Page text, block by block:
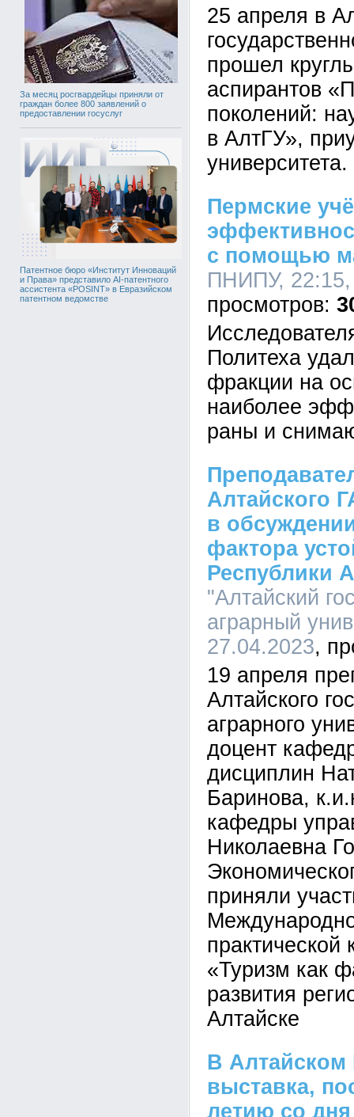
За месяц росгвардейцы приняли от
граждан более 800 заявлений о
предоставлении госуслуг
Патентное бюро «Институт Инноваций
и Права» представило AI-патентного
ассистента «POSINT» в Евразийском
патентном ведомстве
25 апреля в
прошел
аспирантов
поколений:
в АлтГУ»,
университета.
Пермские
с помощью
ПНИПУ, 22:15,
Политеха
фракции на
наиболее
раны и
Алтайского
в
фактора
Республики
"Алтайский
аграрный
27.04.2023
19 апреля
Алтайского
аграрного
доцент
дисциплин
Баринова,
кафедры
Николаевна
приняли
«Туризм как
развития
Алтайске
В Алтайском
выставка,
летию со